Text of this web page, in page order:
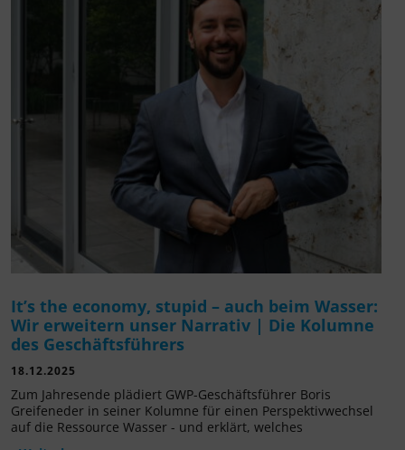
It’s the economy, stupid – auch beim Wasser:
Wir erweitern unser Narrativ | Die Kolumne
des Geschäftsführers
18.12.2025
Zum Jahresende plädiert GWP-Geschäftsführer Boris
Greifeneder in seiner Kolumne für einen Perspektivwechsel
auf die Ressource Wasser - und erklärt, welches